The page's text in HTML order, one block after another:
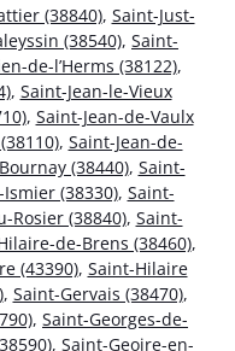
(38840), Saint-Just-
(38540), Saint-
de-l’Herms (38122),
, Saint-Jean-le-Vieux
, Saint-Jean-de-Vaulx
, Saint-Jean-de-
(38440), Saint-
(38330), Saint-
Rosier (38840), Saint-
de-Brens (38460),
(43390), Saint-Hilaire
, Saint-Gervais (38470),
, Saint-Georges-de-
, Saint-Geoire-en-